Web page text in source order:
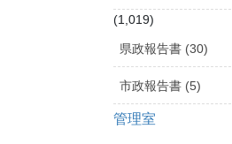
(1,019)
県政報告書 (30)
市政報告書 (5)
管理室